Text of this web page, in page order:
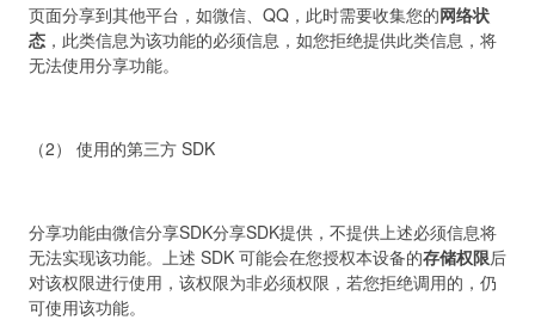
页面分享到其他平台，如微信、QQ，此时需要收集您的网络状
态，此类信息为该功能的必须信息，如您拒绝提供此类信息，将
无法使用分享功能。
（2） 使用的第三方 SDK
分享功能由微信分享SDK分享SDK提供，不提供上述必须信息将
无法实现该功能。上述 SDK 可能会在您授权本设备的存储权限后
对该权限进行使用，该权限为非必须权限，若您拒绝调用的，仍
可使用该功能。